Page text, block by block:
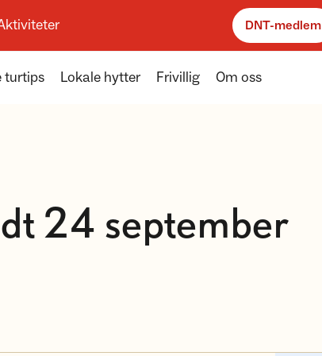
DNT-medlem
turtips Lokale hytter Frivillig Om oss
24 september